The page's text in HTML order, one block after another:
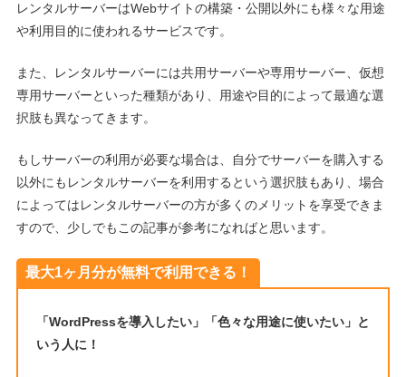
レンタルサーバーはWebサイトの構築・公開以外にも様々な用途
や利用目的に使われるサービスです。
また、レンタルサーバーには共用サーバーや専用サーバー、仮想
専用サーバーといった種類があり、用途や目的によって最適な選
択肢も異なってきます。
もしサーバーの利用が必要な場合は、自分でサーバーを購入する
以外にもレンタルサーバーを利用するという選択肢もあり、場合
によってはレンタルサーバーの方が多くのメリットを享受できま
すので、少しでもこの記事が参考になればと思います。
最大1ヶ月分が無料で利用できる！
「WordPressを導入したい」「色々な用途に使いたい」と
いう人に！